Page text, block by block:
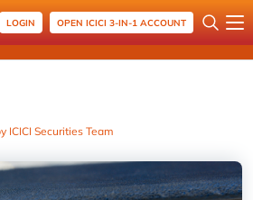
LOGIN OPEN ICICI 3-IN-1 ACCOUNT
ICICI Securities Team